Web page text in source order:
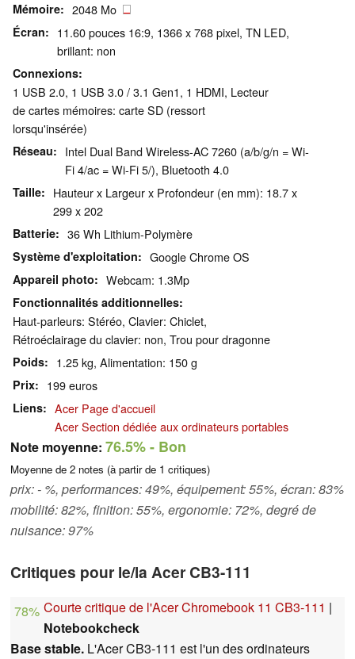
Mémoire 2048 Mo
Écran
11.60 pouces 16:9, 1366 x 768 pixel, TN LED,
brillant: non
Connexions
1 USB 2.0, 1 USB 3.0 / 3.1 Gen1, 1 HDMI, Lecteur
de cartes mémoires: carte SD (ressort
lorsqu'insérée)
Réseau
Intel Dual Band Wireless-AC 7260 (a/b/g/n = Wi-
Fi 4/ac = Wi-Fi 5/), Bluetooth 4.0
Taille
Hauteur x Largeur x Profondeur (en mm): 18.7 x
299 x 202
Batterie 36 Wh Lithium-Polymère
Système d'exploitation Google Chrome OS
Appareil photo Webcam: 1.3Mp
Fonctionnalités additionnelles
Haut-parleurs: Stéréo, Clavier: Chiclet,
Rétroéclairage du clavier: non, Trou pour dragonne
Poids 1.25 kg, Alimentation: 150 g
Prix 199 euros
Liens
Acer Page d'accueil
Acer Section dédiée aux ordinateurs portables
Note moyenne: 76.5%- Bon
Moyenne de 2 notes (à partir de 1 critiques)
prix: - %, performances: 49%, équipement: 55%, écran: 83%
mobilité: 82%, finition: 55%, ergonomie: 72%, degré de
nuisance: 97%
Critiques pour le/la Acer CB3-111
78% Courte critique de l'Acer Chromebook 11 CB3-111 |
Notebookcheck
Base stable. L'Acer CB3-111 est l'un des ordinateurs